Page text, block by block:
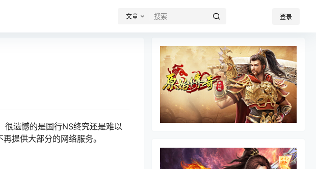
文章 登录
很遗憾的是国行NS终究还是难以
提供大部分的网络服务。